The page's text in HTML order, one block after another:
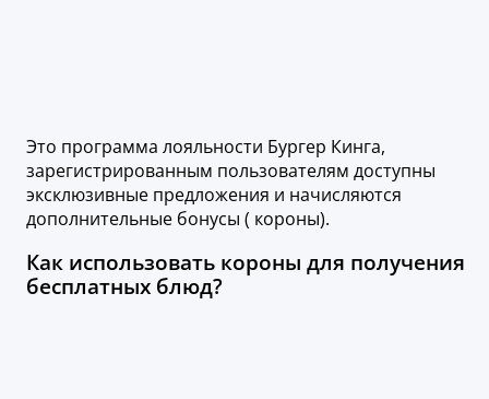
Это программа лояльности Бургер Кинга,
зарегистрированным пользователям доступны
эксклюзивные предложения и начисляются
дополнительные бонусы ( короны).
Как использовать короны для получения
бесплатных блюд?